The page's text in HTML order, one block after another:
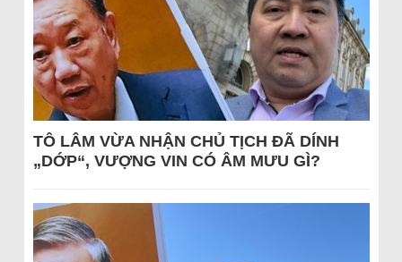
TÔ LÂM VỪA NHẬN CHỦ TỊCH ĐÃ DÍNH
„DỚP“, VƯỢNG VIN CÓ ÂM MƯU GÌ?